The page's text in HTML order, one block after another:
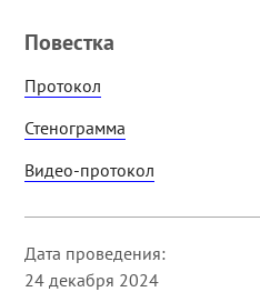
Повестка
Протокол
Стенограмма
Видео-протокол
Дата проведения:
24 декабря 2024